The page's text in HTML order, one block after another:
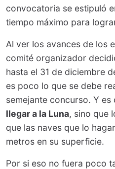
convocatoria se estipuló
tiempo máximo para
Al ver los avances de los
comité organizador
hasta el 31 de diciembre
es poco lo que se debe
semejante concurso. Y
llegar a la Luna, sino que
que las naves que lo
metros en su superficie.
Por si eso no fuera poco